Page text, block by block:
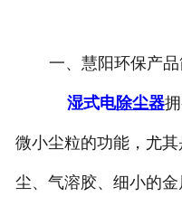
一、慧阳环保产品
湿式电除尘器
微小尘粒的功能，尤
尘、气溶胶、细小的金